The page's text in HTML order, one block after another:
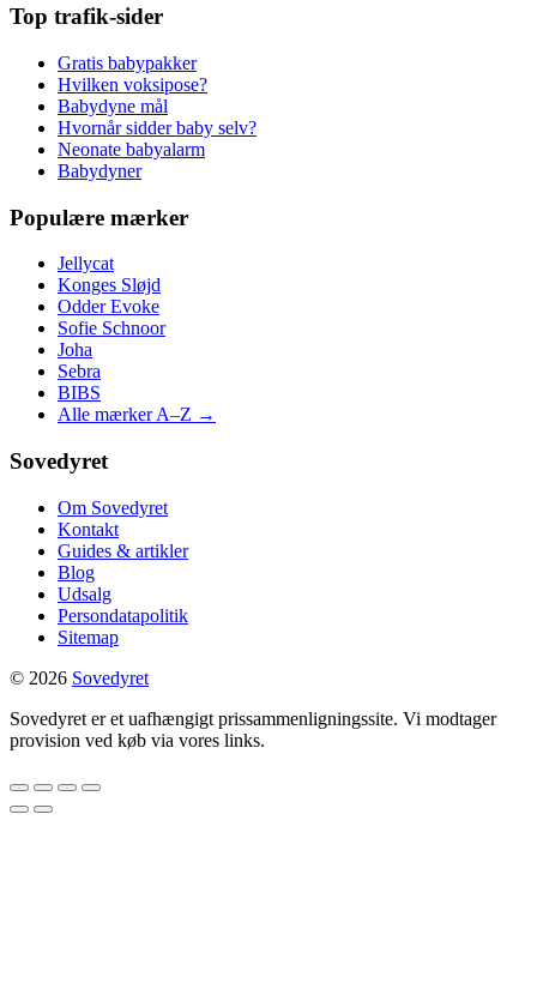
Top trafik-sider
Gratis babypakker
Hvilken voksipose?
Babydyne mål
Hvornår sidder baby selv?
Neonate babyalarm
Babydyner
Populære mærker
Jellycat
Konges Sløjd
Odder Evoke
Sofie Schnoor
Joha
Sebra
BIBS
Alle mærker A–Z →
Sovedyret
Om Sovedyret
Kontakt
Guides & artikler
Blog
Udsalg
Persondatapolitik
Sitemap
© 2026 Sovedyret
Sovedyret er et uafhængigt prissammenligningssite. Vi modtager
provision ved køb via vores links.